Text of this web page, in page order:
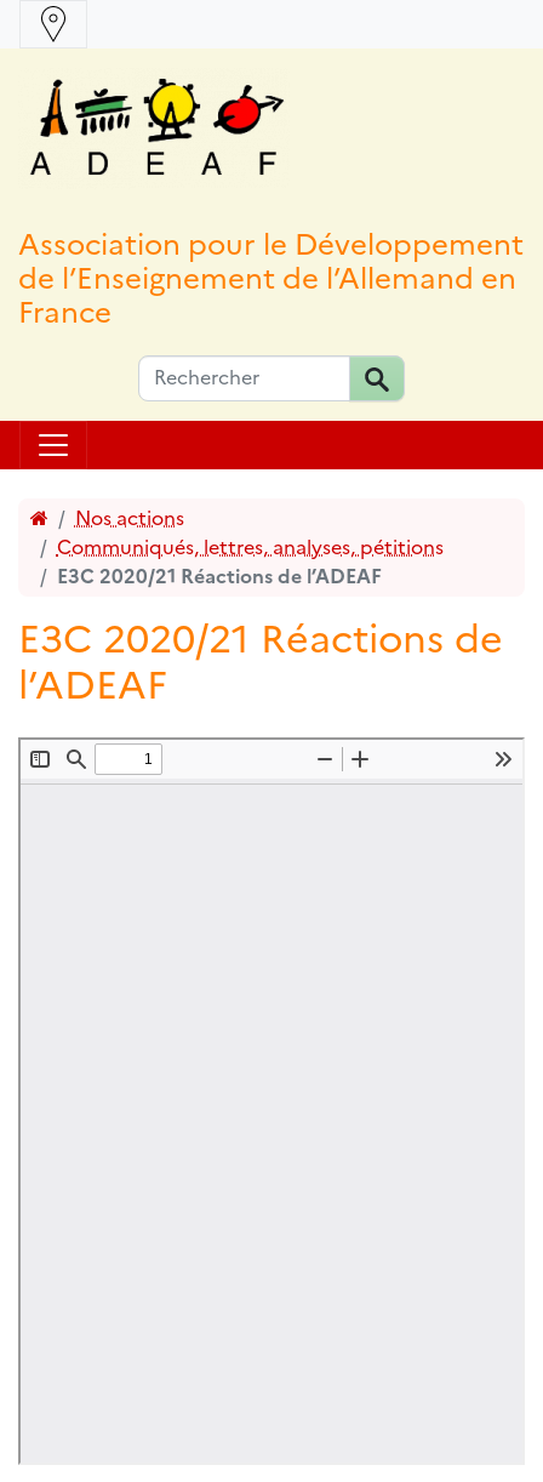
Association pour le Développement
de l’Enseignement de l’Allemand en
France
Accueil
Nos actions
Communiqués, lettres, analyses, pétitions
E3C 2020/21 Réactions de l’ADEAF
E3C 2020/21 Réactions de
l’ADEAF